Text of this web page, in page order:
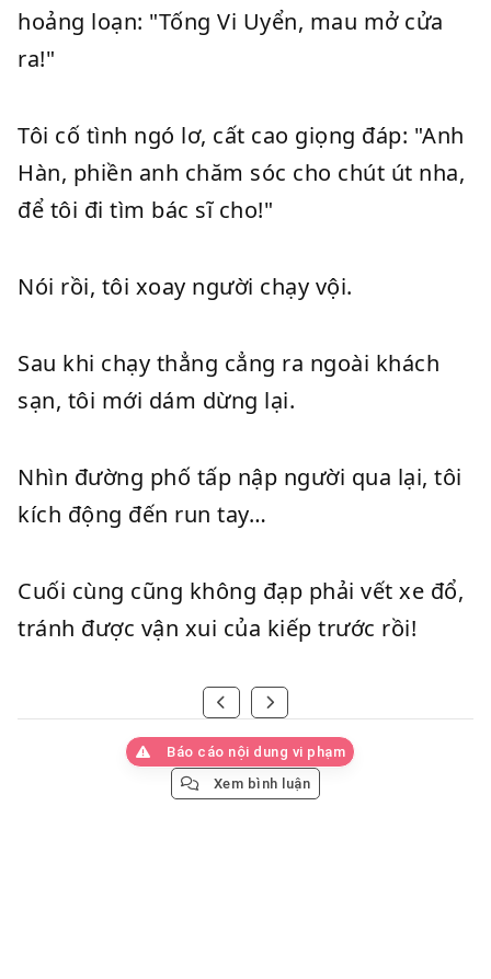
hoảng loạn: "Tống Vi Uyển, mau mở cửa
ra!"
Tôi cố tình ngó lơ, cất cao giọng đáp: "Anh
Hàn, phiền anh chăm sóc cho chút út nha,
để tôi đi tìm bác sĩ cho!"
Nói rồi, tôi xoay người chạy vội.
Sau khi chạy thẳng cẳng ra ngoài khách
sạn, tôi mới dám dừng lại.
Nhìn đường phố tấp nập người qua lại, tôi
kích động đến run tay…
Cuối cùng cũng không đạp phải vết xe đổ,
tránh được vận xui của kiếp trước rồi!
Báo cáo nội dung vi phạm
Xem bình luận